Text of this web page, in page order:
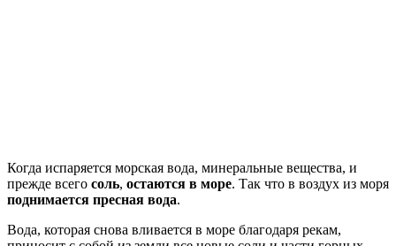
Когда испаряется морская вода, минеральные вещества, и
прежде всего соль, остаются в море. Так что в воздух из моря
поднимается пресная вода.
Вода, которая снова вливается в море благодаря рекам,